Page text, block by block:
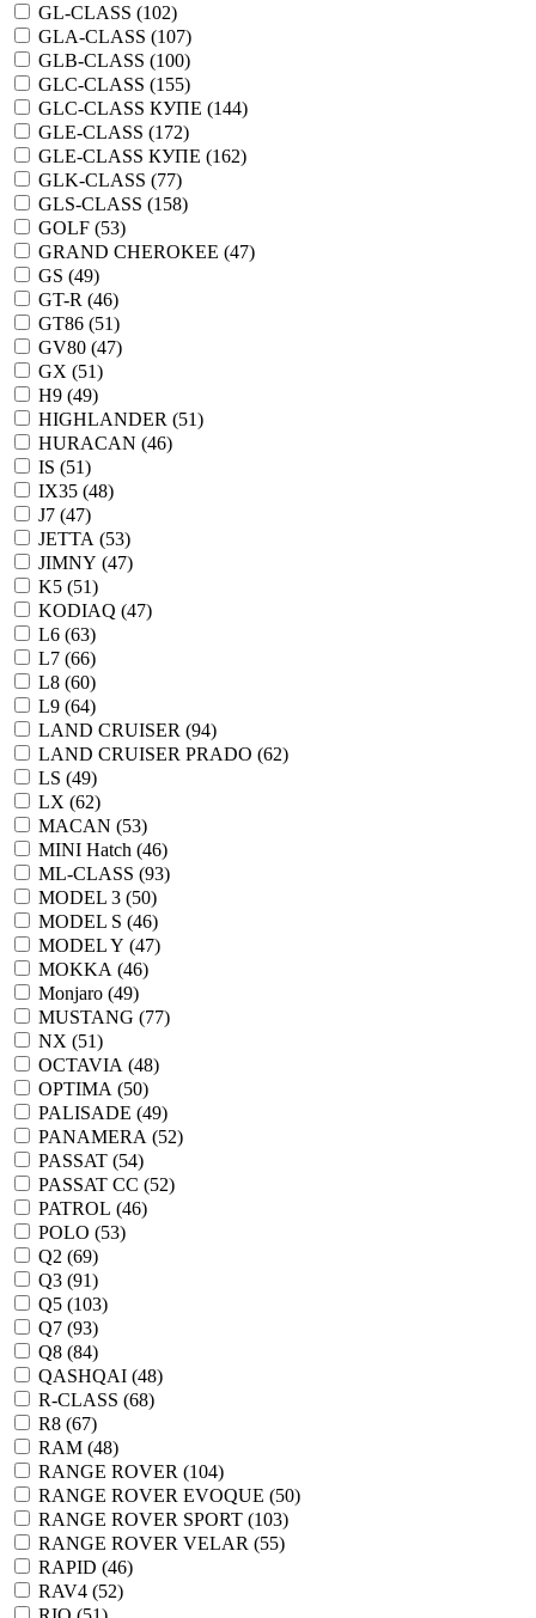
GL-CLASS (102)
GLA-CLASS (107)
GLB-CLASS (100)
GLC-CLASS (155)
GLC-CLASS КУПЕ (144)
GLE-CLASS (172)
GLE-CLASS КУПЕ (162)
GLK-CLASS (77)
GLS-CLASS (158)
GOLF (53)
GRAND CHEROKEE (47)
GS (49)
GT-R (46)
GT86 (51)
GV80 (47)
GX (51)
H9 (49)
HIGHLANDER (51)
HURACAN (46)
IS (51)
IX35 (48)
J7 (47)
JETTA (53)
JIMNY (47)
K5 (51)
KODIAQ (47)
L6 (63)
L7 (66)
L8 (60)
L9 (64)
LAND CRUISER (94)
LAND CRUISER PRADO (62)
LS (49)
LX (62)
MACAN (53)
MINI Hatch (46)
ML-CLASS (93)
MODEL 3 (50)
MODEL S (46)
MODEL Y (47)
MOKKA (46)
Monjaro (49)
MUSTANG (77)
NX (51)
OCTAVIA (48)
OPTIMA (50)
PALISADE (49)
PANAMERA (52)
PASSAT (54)
PASSAT CC (52)
PATROL (46)
POLO (53)
Q2 (69)
Q3 (91)
Q5 (103)
Q7 (93)
Q8 (84)
QASHQAI (48)
R-CLASS (68)
R8 (67)
RAM (48)
RANGE ROVER (104)
RANGE ROVER EVOQUE (50)
RANGE ROVER SPORT (103)
RANGE ROVER VELAR (55)
RAPID (46)
RAV4 (52)